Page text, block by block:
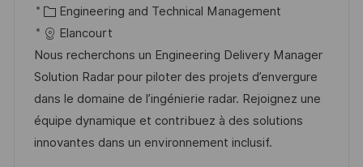
e
t a
t
u
m
d
e
r
o
-
I
D
K
a
t
e
g
o
r
Engineering and Technical Management
Elancourt
Nous recherchons un Engineering Delivery Manager
Solution Radar pour piloter des projets d’envergure
dans le domaine de l’ingénierie radar. Rejoignez une
équipe dynamique et contribuez à des solutions
innovantes dans un environnement inclusif.